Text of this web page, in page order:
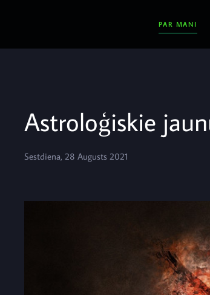
PAR MANI
Astroloģiskie
Sestdiena, 28 Augusts 2021